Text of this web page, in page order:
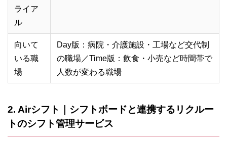
ライア
ル
向いて
いる職
場
Day版：病院・介護施設・工場など交代制
の職場／Time版：飲食・小売など時間帯で
人数が変わる職場
2. Airシフト｜シフトボードと連携するリクルー
トのシフト管理サービス